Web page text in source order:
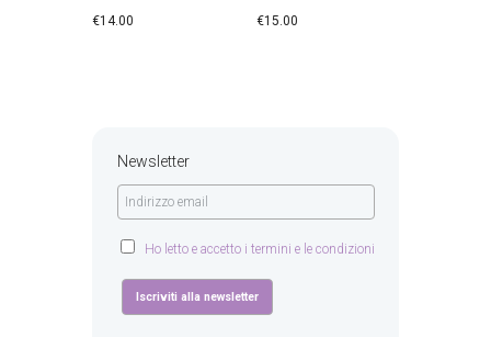
€14.00 €15.00
Newsletter
Ho letto e accetto i termini e le condizioni